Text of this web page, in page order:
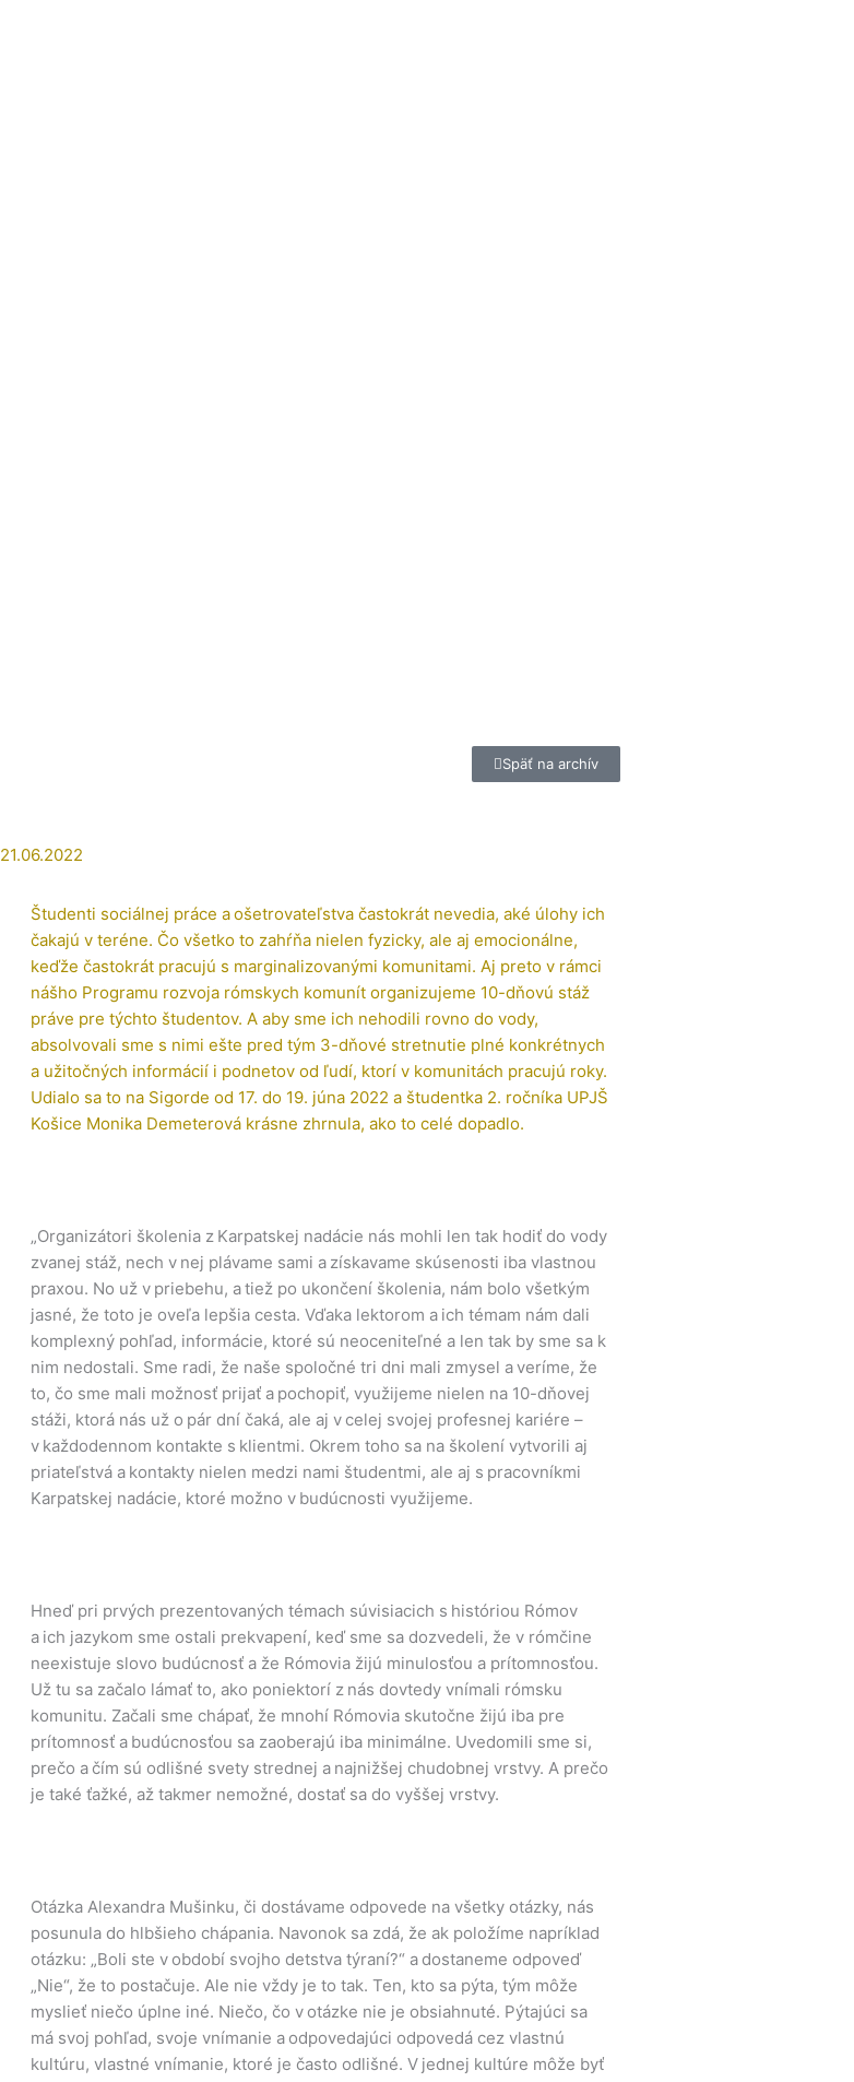
Späť na archív
21.06.2022
Študenti sociálnej práce a ošetrovateľstva častokrát nevedia, aké úlohy ich
čakajú v teréne. Čo všetko to zahŕňa nielen fyzicky, ale aj emocionálne,
keďže častokrát pracujú s marginalizovanými komunitami. Aj preto v rámci
nášho Programu rozvoja rómskych komunít organizujeme 10-dňovú stáž
práve pre týchto študentov. A aby sme ich nehodili rovno do vody,
absolvovali sme s nimi ešte pred tým 3-dňové stretnutie plné konkrétnych
a užitočných informácií i podnetov od ľudí, ktorí v komunitách pracujú roky.
Udialo sa to na Sigorde od 17. do 19. júna 2022 a študentka 2. ročníka UPJŠ
Košice Monika Demeterová krásne zhrnula, ako to celé dopadlo.
„Organizátori školenia z Karpatskej nadácie nás mohli len tak hodiť do vody
zvanej stáž, nech v nej plávame sami a získavame skúsenosti iba vlastnou
praxou. No už v priebehu, a tiež po ukončení školenia, nám bolo všetkým
jasné, že toto je oveľa lepšia cesta. Vďaka lektorom a ich témam nám dali
komplexný pohľad, informácie, ktoré sú neoceniteľné a len tak by sme sa k
nim nedostali. Sme radi, že naše spoločné tri dni mali zmysel a veríme, že
to, čo sme mali možnosť prijať a pochopiť, využijeme nielen na 10-dňovej
stáži, ktorá nás už o pár dní čaká, ale aj v celej svojej profesnej kariére –
v každodennom kontakte s klientmi. Okrem toho sa na školení vytvorili aj
priateľstvá a kontakty nielen medzi nami študentmi, ale aj s pracovníkmi
Karpatskej nadácie, ktoré možno v budúcnosti využijeme.
Hneď pri prvých prezentovaných témach súvisiacich s históriou Rómov
a ich jazykom sme ostali prekvapení, keď sme sa dozvedeli, že v rómčine
neexistuje slovo budúcnosť a že Rómovia žijú minulosťou a prítomnosťou.
Už tu sa začalo lámať to, ako poniektorí z nás dovtedy vnímali rómsku
komunitu. Začali sme chápať, že mnohí Rómovia skutočne žijú iba pre
prítomnosť a budúcnosťou sa zaoberajú iba minimálne. Uvedomili sme si,
prečo a čím sú odlišné svety strednej a najnižšej chudobnej vrstvy. A prečo
je také ťažké, až takmer nemožné, dostať sa do vyššej vrstvy.
Otázka Alexandra Mušinku, či dostávame odpovede na všetky otázky, nás
posunula do hlbšieho chápania. Navonok sa zdá, že ak položíme napríklad
otázku: „Boli ste v období svojho detstva týraní?“ a dostaneme odpoveď
„Nie“, že to postačuje. Ale nie vždy je to tak. Ten, kto sa pýta, tým môže
myslieť niečo úplne iné. Niečo, čo v otázke nie je obsiahnuté. Pýtajúci sa
má svoj pohľad, svoje vnímanie a odpovedajúci odpovedá cez vlastnú
kultúru, vlastné vnímanie, ktoré je často odlišné. V jednej kultúre môže byť